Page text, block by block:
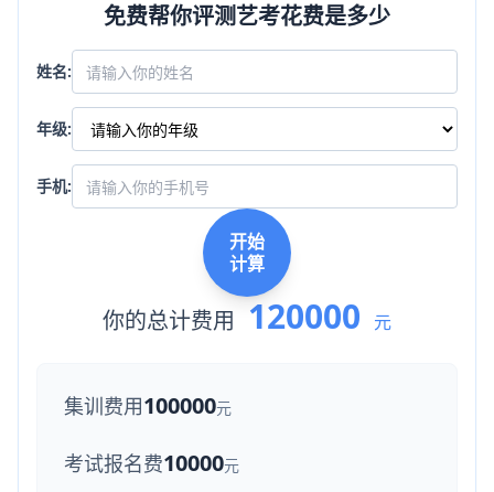
免费帮你评测艺考花费是多少
姓名:
年级:
手机:
开始
计算
你的总计费用 120000 元
集训费用100000元
考试报名费10000元